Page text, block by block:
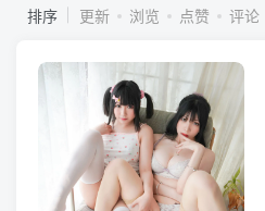
排序 更新 浏览 点赞 评论